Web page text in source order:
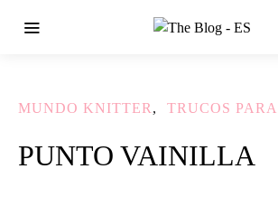
MUNDO KNITTER TRUCOS PARA
PUNTO VAINILLA